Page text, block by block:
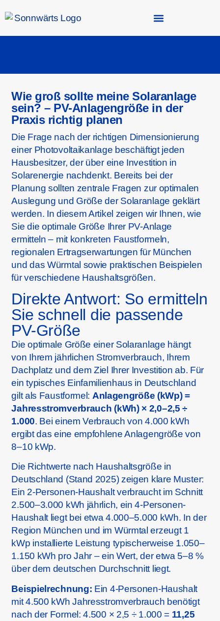
Wie groß sollte meine Solaranlage
sein? – PV-Anlagengröße in der
Praxis richtig planen
Die Frage nach der richtigen Dimensionierung
einer Photovoltaikanlage beschäftigt jeden
Hausbesitzer, der über eine Investition in
Solarenergie nachdenkt. Bereits bei der
Planung sollten zentrale Fragen zur optimalen
Auslegung und Größe der Solaranlage geklärt
werden. In diesem Artikel zeigen wir Ihnen, wie
Sie die optimale Größe Ihrer PV-Anlage
ermitteln – mit konkreten Faustformeln,
regionalen Ertragserwartungen für München
und das Würmtal sowie praktischen Beispielen
für verschiedene Haushaltsgrößen.
Direkte Antwort: So ermitteln
Sie schnell die passende
PV-Größe
Die optimale Größe einer Solaranlage hängt
von Ihrem jährlichen Stromverbrauch, Ihrem
Dachplatz und dem Ziel Ihrer Investition ab. Für
ein typisches Einfamilienhaus in Deutschland
gilt als Faustformel: Anlagengröße (kWp) =
Jahresstromverbrauch (kWh) × 2,0–2,5 ÷
1.000. Bei einem Verbrauch von 4.000 kWh
ergibt das eine empfohlene Anlagengröße von
8–10 kWp.
Die Richtwerte nach Haushaltsgröße in
Deutschland (Stand 2025) zeigen klare Muster:
Ein 2-Personen-Haushalt verbraucht im Schnitt
2.500–3.000 kWh jährlich, ein 4-Personen-
Haushalt liegt bei etwa 4.000–5.000 kWh. In der
Region München und im Würmtal erzeugt 1
kWp installierte Leistung typischerweise 1.050–
1.150 kWh pro Jahr – ein Wert, der etwa 5–8 %
über dem deutschen Durchschnitt liegt.
Beispielrechnung: Ein 4-Personen-Haushalt
mit 4.500 kWh Jahresstromverbrauch benötigt
nach der Formel: 4.500 × 2,5 ÷ 1.000 = 11,25